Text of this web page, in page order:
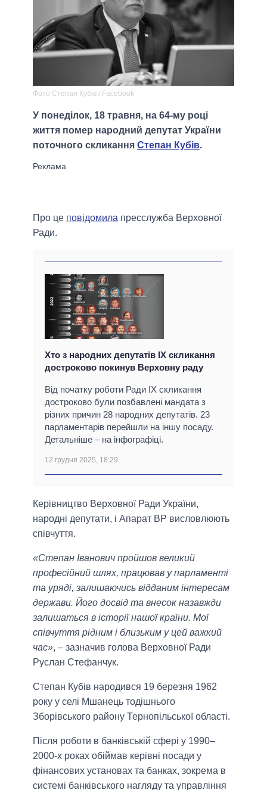
Фото Степан Кубів / Facebook
У понеділок, 18 травня, на 64-му році
життя помер народний депутат України
поточного скликання Степан Кубів.
Про це повідомила пресслужба Верховної
Ради.
Хто з народних депутатів IX скликання
достроково покинув Верховну раду
Від початку роботи Ради IX скликання
достроково були позбавлені мандата з
різних причин 28 народних депутатів. 23
парламентарів перейшли на іншу посаду.
Детальніше – на інфографіці.
12 грудня 2025, 18:29
Керівництво Верховної Ради України,
народні депутати, і Апарат ВР висловлюють
співчуття.
«Степан Іванович пройшов великий
професійний шлях, працював у парламенті
та уряді, залишаючись відданим інтересам
держави. Його досвід та внесок назавжди
залишаться в історії нашої країни. Мої
співчуття рідним і близьким у цей важкий
час», – зазначив голова Верховної Ради
Руслан Стефанчук.
Степан Кубів народився 19 березня 1962
року у селі Мшанець тодішнього
Зборівського району Тернопільської області.
Після роботи в банківській сфері у 1990–
2000-х роках обіймав керівні посади у
фінансових установах та банках, зокрема в
системі банківського нагляду та управління